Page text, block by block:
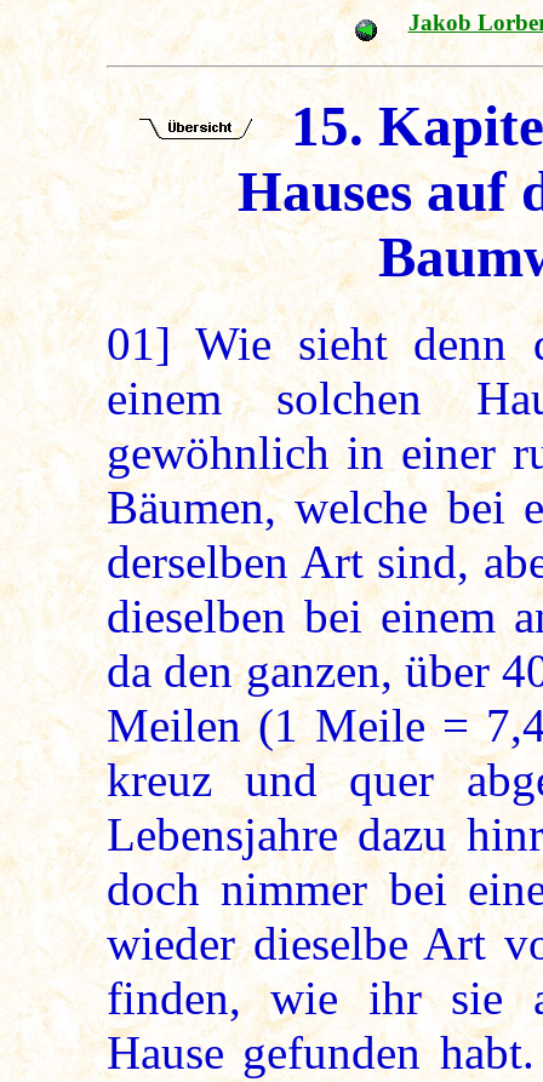
Jakob
15.
Hauses auf
01]Wie sieht denn
einem solchen
gewöhnlich in einer
Bäumen, welche bei
derselben Art sind,
dieselben bei einem
da den ganzen, über
Meilen (1 Meile =
kreuz und quer
Lebensjahre dazu
doch nimmer bei
wieder dieselbe Art
finden, wie ihr sie
Hause gefunden